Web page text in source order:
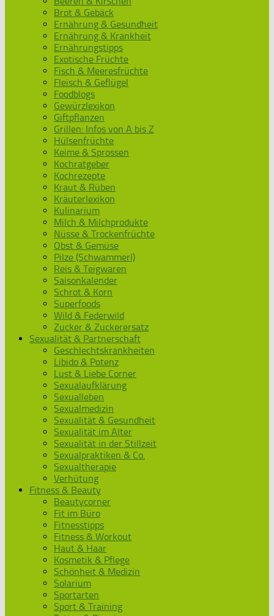
Brot & Gebäck
Ernährung & Gesundheit
Ernährung & Krankheit
Ernährungstipps
Exotische Früchte
Fisch & Meeresfrüchte
Fleisch & Geflügel
Foodblogs
Gewürzlexikon
Giftpflanzen
Grillen: Infos von A bis Z
Hülsenfrüchte
Keime & Sprossen
Kochratgeber
Kochrezepte
Kraut & Rüben
Kräuterlexikon
Kulinarium
Milch & Milchprodukte
Nüsse & Trockenfrüchte
Obst & Gemüse
Pilze (Schwammerl)
Reis & Teigwaren
Saisonkalender
Schrot & Korn
Superfoods
Wild & Federwild
Zucker & Zuckerersatz
Sexualität & Partnerschaft
Geschlechtskrankheiten
Libido & Potenz
Lust & Liebe Corner
Sexualaufklärung
Sexualleben
Sexualmedizin
Sexualität & Gesundheit
Sexualität im Alter
Sexualität in der Stillzeit
Sexualpraktiken & Co.
Sexualtherapie
Verhütung
Fitness & Beauty
Beautycorner
Fit im Büro
Fitnesstipps
Fitness & Workout
Haut & Haar
Kosmetik & Pflege
Schönheit & Medizin
Solarium
Sportarten
Sport & Training